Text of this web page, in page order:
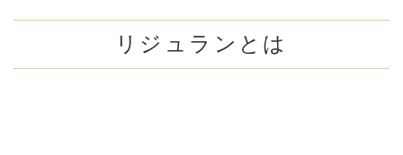
肌の変化を感じ始めた年代におすすめしたいリジュラ
リジュランとは